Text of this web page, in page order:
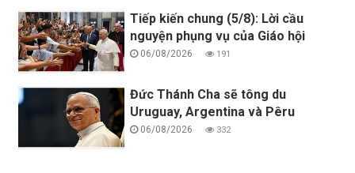
Tiếp kiến chung (5/8): Lời cầu
nguyện phụng vụ của Giáo hội
06/08/2026 191
Đức Thánh Cha sẽ tông du
Uruguay, Argentina và Pêru
06/08/2026 332